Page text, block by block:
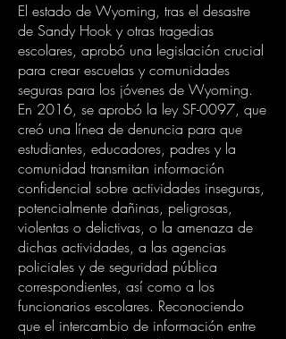
El estado de Wyoming, tras el desastre
de Sandy Hook y otras tragedias
escolares, aprobó una legislación crucial
para crear escuelas y comunidades
seguras para los jóvenes de Wyoming.
En 2016, se aprobó la ley SF-0097, que
creó una línea de denuncia para que
estudiantes, educadores, padres y la
comunidad transmitan información
confidencial sobre actividades inseguras,
potencialmente dañinas, peligrosas,
violentas o delictivas, o la amenaza de
dichas actividades, a las agencias
policiales y de seguridad pública
correspondientes, así como a los
funcionarios escolares. Reconociendo
que el intercambio de información entre